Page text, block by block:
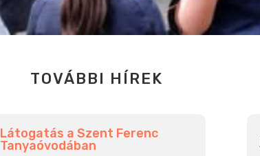
TOVÁBBI HÍREK
Látogatás a Szent Ferenc
Tanyaóvodában